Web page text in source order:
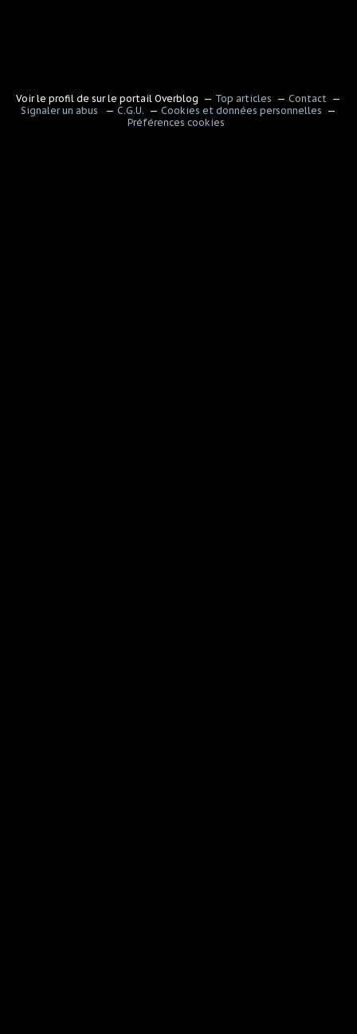
Voir le profil de sur le portail Overblog Top articles
Contact
Signaler un abus
C.G.U.
Cookies et données personnelles
Préférences cookies